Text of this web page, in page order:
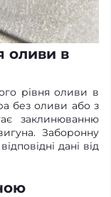
оливи в
рівня оливи в
без оливи або з
заклинюванню
Заборонну
дані від